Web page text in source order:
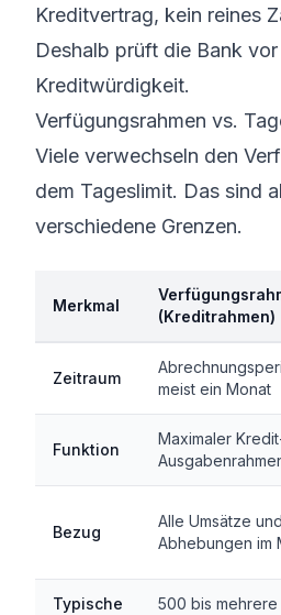
Kreditvertrag, kein reines
Deshalb prüft die Bank
Kreditwürdigkeit.
Verfügungsrahmen vs.
Viele verwechseln den
dem Tageslimit. Das sind
verschiedene Grenzen.
Merkmal
(Kreditrahmen)
Zeitraum
meist ein Monat
Funktion
Maximaler
Bezug
Alle Umsätze und
Abhebungen im
Typische
500 bis mehrere